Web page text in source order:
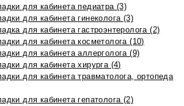
для кабинета педиатра (3)
для кабинета гинеколога (3)
для кабинета гастроэнтеролога (2)
для кабинета косметолога (10)
для кабинета аллерголога (9)
для кабинета хирурга (4)
для кабинета травматолога, ортопеда
для кабинета гепатолога (2)